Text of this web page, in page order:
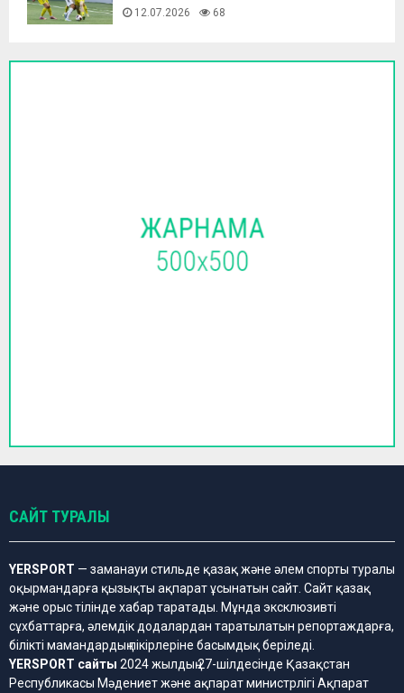
12.07.2026 68
САЙТ ТУРАЛЫ
YERSPORT — заманауи стильде қазақ және әлем спорты туралы
оқырмандарға қызықты ақпарат ұсынатын сайт. Сайт қазақ
және орыс тілінде хабар таратады. Мұнда эксклюзивті
сұхбаттарға, әлемдік додалардан таратылатын репортаждарға,
білікті мамандардың пікірлеріне басымдық беріледі.
YERSPORT сайты 2024 жылдың 27-шілдесінде Қазақстан
Республикасы Мәдениет және ақпарат министрлігі Ақпарат